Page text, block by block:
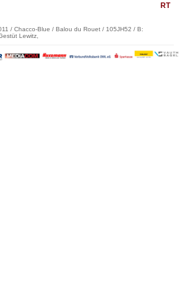
RT
/ Chacco-Blue / Balou du Rouet / 105JH52 / B:
Lewitz,